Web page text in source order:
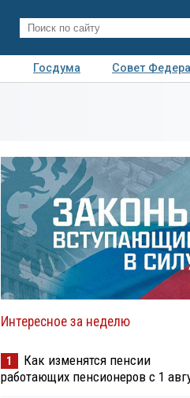
Госдума
Совет
Интересное за неделю
1
Как изменятся пенсии
работающих пенсионеров с 1